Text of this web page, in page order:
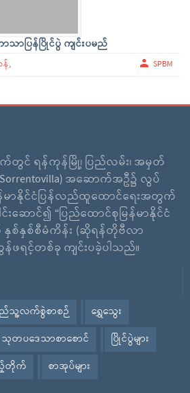
သာပြန်ပြိုင်ပွဲ ကျင်းပမည်
န်, SPBM
တွင် ရန်ကုန်မြို့၊ ပြည်လမ်း၊ အမှတ်
အဆောက်အဦ၌ လွပ်
န်မာနိုင်ငံပြန်လည်ထူထောင်ရေးအတွက်
ဆောင်၍ “ပြည်ထောင်စုမြန်မာနိုင်ငံ
နှစ်နှစ်စီမံကိန်း (ဆိုရန်တိုဗီလာ
န်ဖရင့်တစ်ခု ကျင်းပခဲ့ပါသည်။
ည်သူ့လက်စွဲစာစဉ်
ရွှေသွေး
သုတပဒေသာစာစောင်
ပြိုင်ပွဲများ
တိုက်
စာအုပ်များ